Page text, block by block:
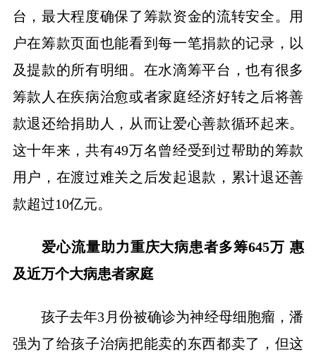
台，最大程度确保了筹款资金的流转安全。用
户在筹款页面也能看到每一笔捐款的记录，以
及提款的所有明细。在水滴筹平台，也有很多
筹款人在疾病治愈或者家庭经济好转之后将善
款退还给捐助人，从而让爱心善款循环起来。
这十年来，共有49万名曾经受到过帮助的筹款
用户，在渡过难关之后发起退款，累计退还善
款超过10亿元。
爱心流量助力重庆大病患者多筹645万 惠
及近万个大病患者家庭
孩子去年3月份被确诊为神经母细胞瘤，潘
强为了给孩子治病把能卖的东西都卖了，但这